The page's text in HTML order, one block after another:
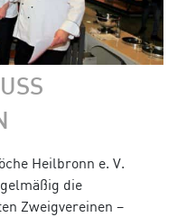
Heilbronn e. V.
die
Zweigvereinen –